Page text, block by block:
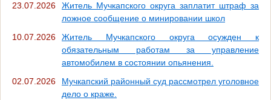
23.07.2026
Житель Мучкапского округа заплатит штраф за
ложное сообщение о минировании школ
10.07.2026
Житель Мучкапского округа осужден к
обязательным работам за управление
автомобилем в состоянии опьянения.
02.07.2026
Мучкапский районный суд рассмотрел уголовное
дело о краже.